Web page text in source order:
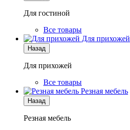
Для гостиной
Все товары
Для прихожей
Назад
Для прихожей
Все товары
Резная мебель
Назад
Резная мебель